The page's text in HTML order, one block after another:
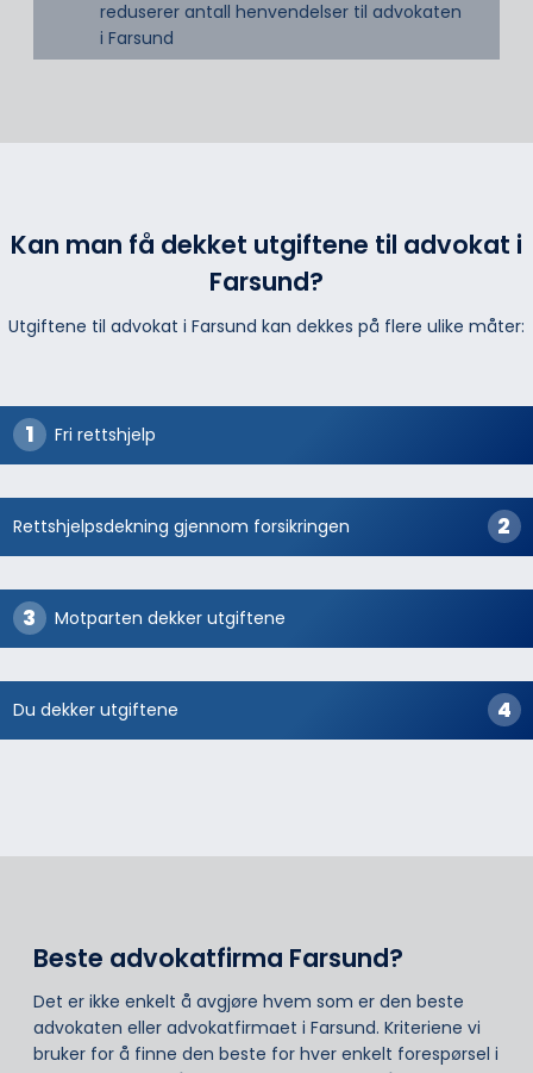
reduserer antall henvendelser til advokaten
i Farsund
Kan man få dekket utgiftene til advokat i
Farsund?
Utgiftene til advokat i Farsund kan dekkes på flere ulike måter:
Fri rettshjelp
Rettshjelpsdekning gjennom forsikringen
Motparten dekker utgiftene
Du dekker utgiftene
Beste advokatfirma Farsund?
Det er ikke enkelt å avgjøre hvem som er den beste
advokaten eller advokatfirmaet i Farsund. Kriteriene vi
bruker for å finne den beste for hver enkelt forespørsel i